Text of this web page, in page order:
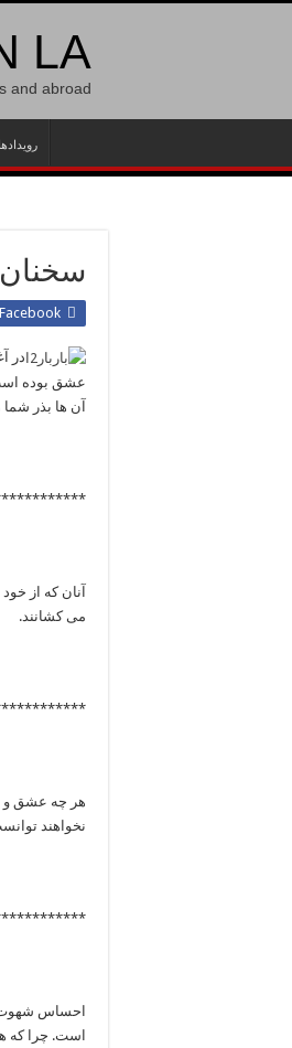
LA
and abroad
رویدادها
سخنان
Facebook
در
عشق بوده
آن ها بذر شما
آنان که از
می کشانند.
هر چه عشق و
نخواهند
احساس شهوت
است. چرا که